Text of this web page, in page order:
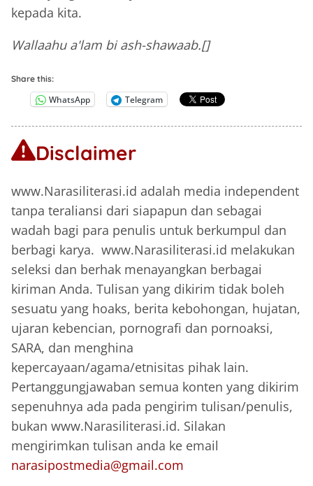
kepada kita.
Wallaahu a'lam bi ash-shawaab.[]
Share this:
WhatsApp Telegram
Disclaimer
www.Narasiliterasi.id adalah media independent
tanpa teraliansi dari siapapun dan sebagai
wadah bagi para penulis untuk berkumpul dan
berbagi karya. www.Narasiliterasi.id melakukan
seleksi dan berhak menayangkan berbagai
kiriman Anda. Tulisan yang dikirim tidak boleh
sesuatu yang hoaks, berita kebohongan, hujatan,
ujaran kebencian, pornografi dan pornoaksi,
SARA, dan menghina
kepercayaan/agama/etnisitas pihak lain.
Pertanggungjawaban semua konten yang dikirim
sepenuhnya ada pada pengirim tulisan/penulis,
bukan www.Narasiliterasi.id. Silakan
mengirimkan tulisan anda ke email
narasipostmedia@gmail.com